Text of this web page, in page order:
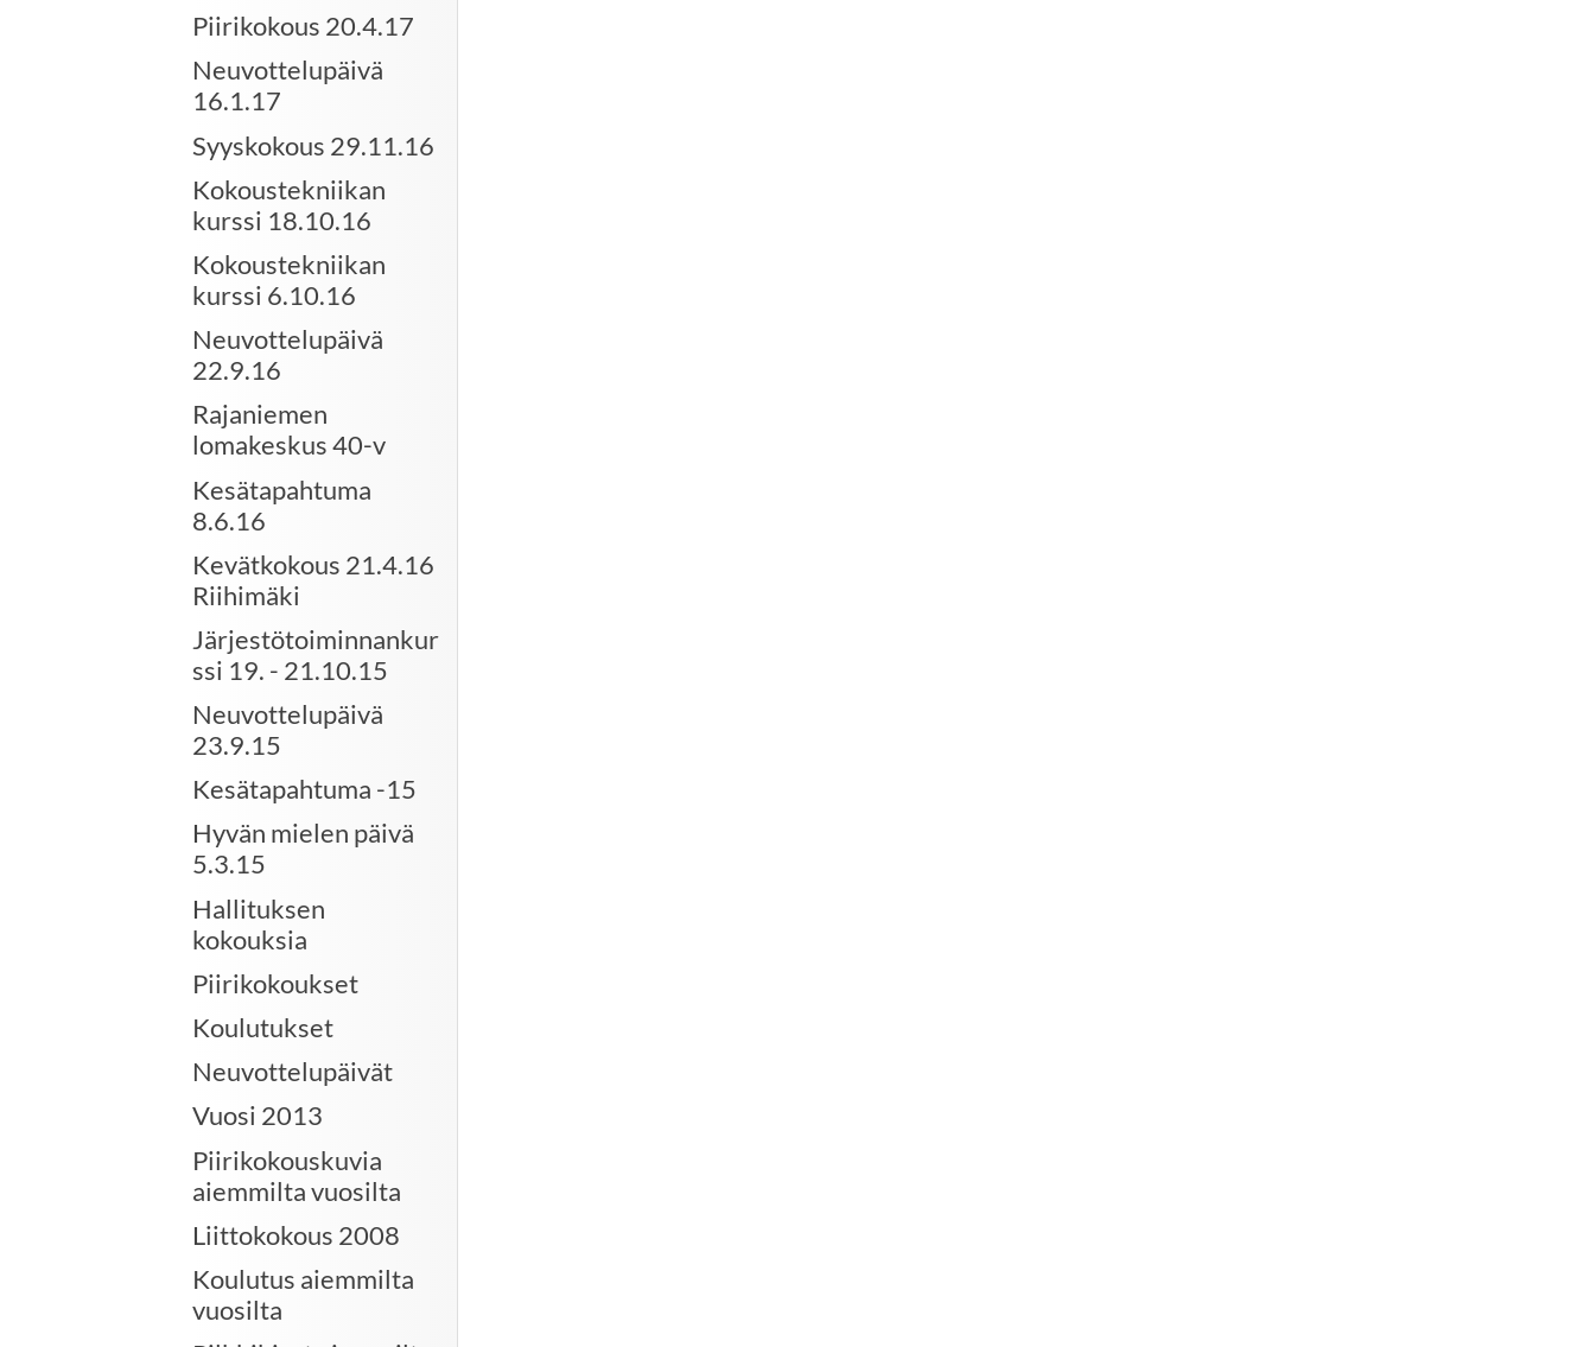
Piirikokous 20.4.17
Neuvottelupäivä
16.1.17
Syyskokous 29.11.16
Kokoustekniikan
kurssi 18.10.16
Kokoustekniikan
kurssi 6.10.16
Neuvottelupäivä
22.9.16
Rajaniemen
lomakeskus 40-v
Kesätapahtuma
8.6.16
Kevätkokous 21.4.16
Riihimäki
Järjestötoiminnankur
ssi 19. - 21.10.15
Neuvottelupäivä
23.9.15
Kesätapahtuma -15
Hyvän mielen päivä
5.3.15
Hallituksen
kokouksia
Piirikokoukset
Koulutukset
Neuvottelupäivät
Vuosi 2013
Piirikokouskuvia
aiemmilta vuosilta
Liittokokous 2008
Koulutus aiemmilta
vuosilta